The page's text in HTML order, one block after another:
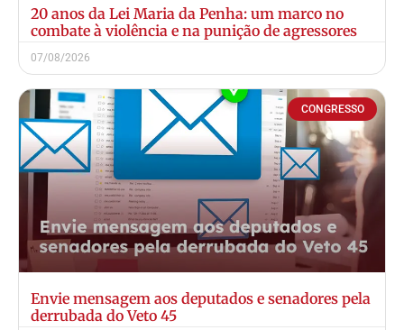
20 anos da Lei Maria da Penha: um marco no
combate à violência e na punição de agressores
07/08/2026
CONGRESSO
Envie mensagem aos deputados e senadores pela
derrubada do Veto 45